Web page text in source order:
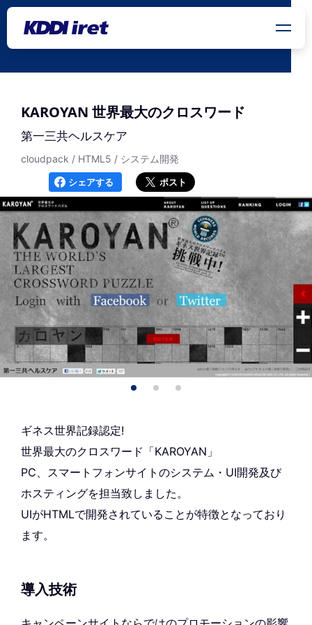
メインコンテンツにスキップ
KAROYAN 世界最大のクロスワード
第一三共ヘルスケア
cloudpack / HTML5 / システム開発
シェアする ポスト
ギネス世界記録認定!
世界最大のクロスワード「KAROYAN」
PC、スマートフォンサイトのシステム・UI開発及び
ホスティングを担当致しました。
UIがHTMLで開発されていることが特徴となっており
ます。
導入技術